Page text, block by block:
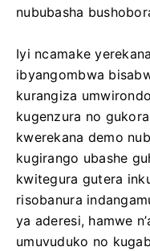
nububasha
Iyi ncamake
ibyangombwa
kurangiza
kugenzura no
kwerekana demo
kugirango ubashe
kwitegura gutera
risobanura
ya aderesi, hamwe
umuvuduko no